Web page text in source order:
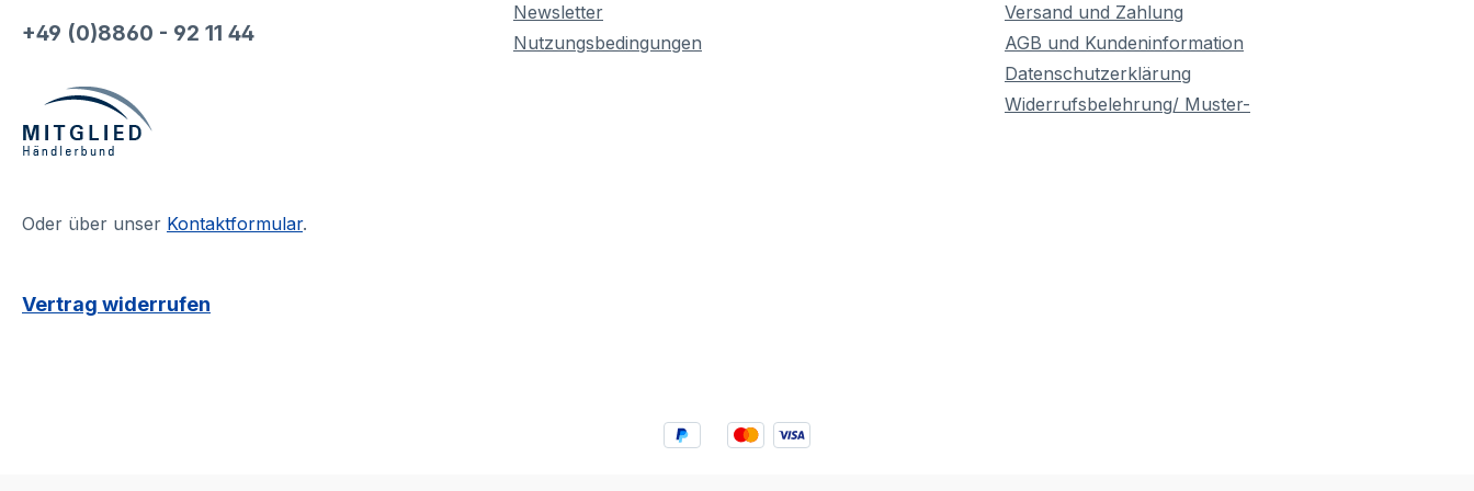
+49 (0)8860 - 92 11 44
Oder über unser Kontaktformular.
Newsletter
Nutzungsbedingungen
Versand und Zahlung
AGB und Kundeninformation
Datenschutzerklärung
Widerrufsbelehrung/ Muster-
Vertrag widerrufen